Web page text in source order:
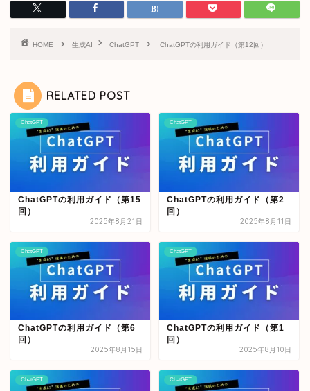
HOME 生成AI ChatGPT ChatGPTの利用ガイド（第12回）
RELATED POST
ChatGPT
ChatGPTの利用ガイド（第15
回）
2025年8月21日
ChatGPT
ChatGPTの利用ガイド（第2
回）
2025年8月11日
ChatGPT
ChatGPTの利用ガイド（第6
回）
2025年8月15日
ChatGPT
ChatGPTの利用ガイド（第1
回）
2025年8月10日
ChatGPT ChatGPT